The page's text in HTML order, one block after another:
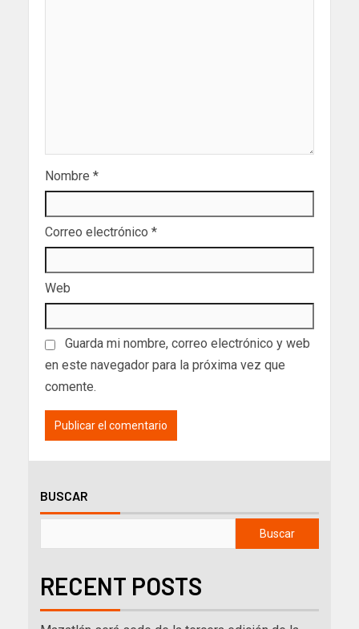
Nombre *
Correo electrónico *
Web
Guarda mi nombre, correo electrónico y web
en este navegador para la próxima vez que
comente.
BUSCAR
Buscar
RECENT POSTS